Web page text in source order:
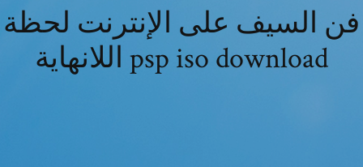
فن السيف على الإنترنت لحظة
اللانهاية psp iso download